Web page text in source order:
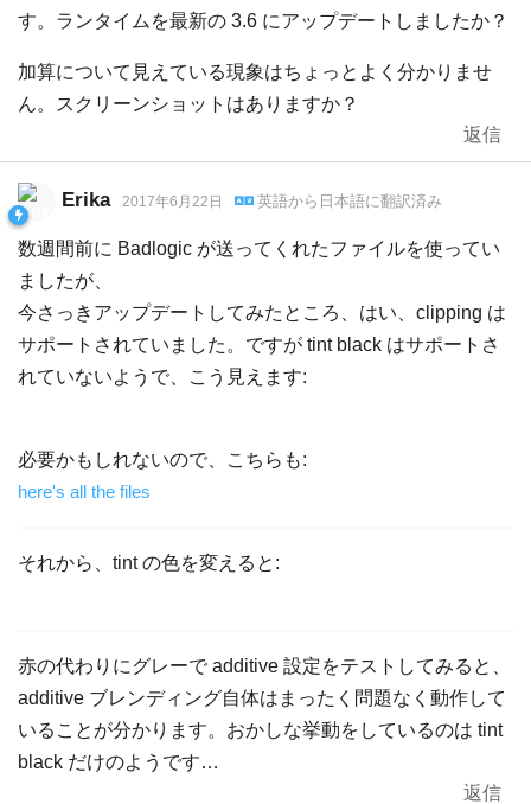
す。ランタイムを最新の 3.6 にアップデートしましたか？
加算について見えている現象はちょっとよく分かりませ
ん。スクリーンショットはありますか？
返信
Erika 2017年6月22日 英語から 日本語に翻訳済み
数週間前に Badlogic が送ってくれたファイルを使ってい
ましたが、
今さっきアップデートしてみたところ、はい、clipping は
サポートされていました。ですが tint black はサポートさ
れていないようで、こう見えます:
必要かもしれないので、こちらも:
here's all the files
それから、tint の色を変えると:
赤の代わりにグレーで additive 設定をテストしてみると、
additive ブレンディング自体はまったく問題なく動作して
いることが分かります。おかしな挙動をしているのは tint
black だけのようです…
返信